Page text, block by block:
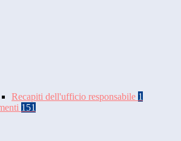
Recapiti dell'ufficio responsabile 1
151